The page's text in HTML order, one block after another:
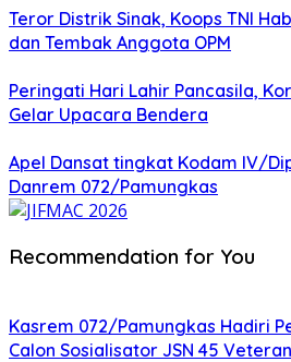
Teror Distrik Sinak, Koops TNI
dan Tembak Anggota OPM
Peringati Hari Lahir Pancasila,
Gelar Upacara Bendera
Apel Dansat tingkat Kodam lV/
Danrem 072/Pamungkas
Recommendation for You
Kasrem 072/Pamungkas Hadiri
Calon Sosialisator JSN 45